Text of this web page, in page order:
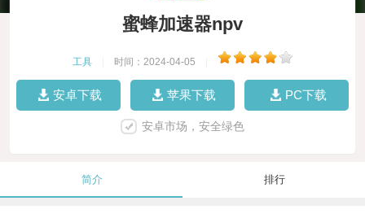
蜜蜂加速器npv
工具 时间：2024-04-05
安卓下载 苹果下载 PC下载
安卓市场，安全绿色
简介 排行